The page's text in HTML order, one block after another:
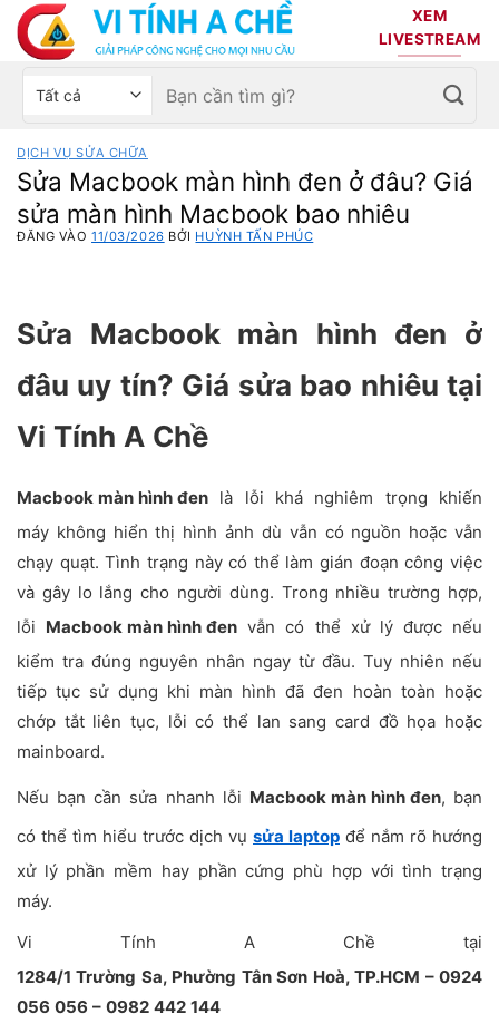
Bỏ
qua
nội
dung
XEM
LIVESTREAM
Chọn
sản
phẩm
Tìm
kiếm:
DỊCH VỤ SỬA CHỮA
Sửa Macbook màn hình đen ở đâu? Giá
sửa màn hình Macbook bao nhiêu
ĐĂNG VÀO11/03/2026 BỞI HUỲNH TẤN PHÚC
Sửa Macbook màn hình đen ở
đâu uy tín? Giá sửa bao nhiêu tại
Vi Tính A Chề
Macbook màn hình đen là lỗi khá nghiêm trọng khiến
máy không hiển thị hình ảnh dù vẫn có nguồn hoặc vẫn
chạy quạt. Tình trạng này có thể làm gián đoạn công việc
và gây lo lắng cho người dùng. Trong nhiều trường hợp,
lỗi Macbook màn hình đen vẫn có thể xử lý được nếu
kiểm tra đúng nguyên nhân ngay từ đầu. Tuy nhiên nếu
tiếp tục sử dụng khi màn hình đã đen hoàn toàn hoặc
chớp tắt liên tục, lỗi có thể lan sang card đồ họa hoặc
mainboard.
Nếu bạn cần sửa nhanh lỗi Macbook màn hình đen, bạn
có thể tìm hiểu trước dịch vụ sửa laptop để nắm rõ hướng
xử lý phần mềm hay phần cứng phù hợp với tình trạng
máy.
Vi Tính A Chề tại
1284/1 Trường Sa, Phường Tân Sơn Hoà, TP.HCM – 0924
056 056 – 0982 442 144